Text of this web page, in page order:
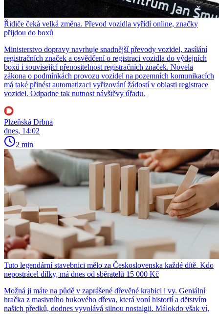
Řidiče čeká velká změna. Převod vozidla vyřídí online, značky
přijdou do boxů
Ministerstvo dopravy navrhuje snadnější převody vozidel, zasílání
registračních značek a osvědčení o registraci vozidla do výdejních
boxů i související přenositelnost registračních značek. Novela
zákona o podmínkách provozu vozidel na pozemních komunikacích
má také přinést automatizaci vyřizování žádostí v oblasti registrace
vozidel. Odpadne tak nutnost návštěvy úřadu.
Plzeňská Drbna
dnes, 14:02
2 min
Tuto legendární stavebnici mělo za Československa každé dítě. Kdo
nepostrácel dílky, má dnes od sběratelů 15 000 Kč
Možná ji máte na půdě v zaprášené dřevěné krabici i vy. Geniální
hračka z masivního bukového dřeva, která voní historií a dětstvím
našich předků, dodnes vyvolává silnou nostalgii. Málokdo však ví,